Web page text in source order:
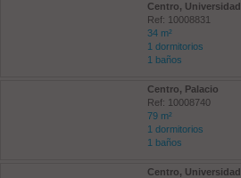
Centro, Universidad
Ref: 10008831
34 m²
1 dormitorios
1 baños
Centro, Palacio
Ref: 10008740
79 m²
1 dormitorios
1 baños
Centro, Universidad